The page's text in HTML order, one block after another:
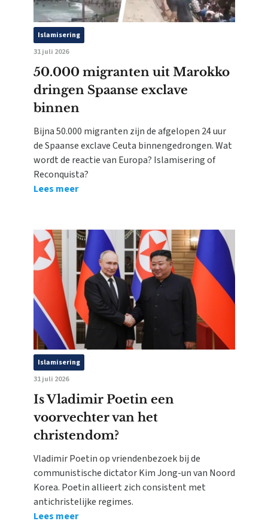
Islamisering
31 juli 2026
50.000 migranten uit Marokko
dringen Spaanse exclave
binnen
Bijna 50.000 migranten zijn de afgelopen 24 uur
de Spaanse exclave Ceuta binnengedrongen. Wat
wordt de reactie van Europa? Islamisering of
Reconquista?
Lees meer
Islamisering
31 juli 2026
Is Vladimir Poetin een
voorvechter van het
christendom?
Vladimir Poetin op vriendenbezoek bij de
communistische dictator Kim Jong-un van Noord
Korea. Poetin allieert zich consistent met
antichristelijke regimes.
Lees meer